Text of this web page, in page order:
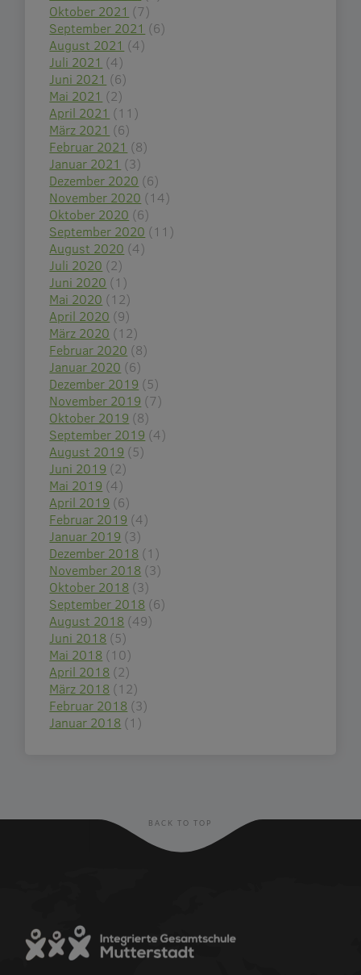
Oktober 2021 (7)
September 2021 (6)
August 2021 (4)
Juli 2021 (4)
Juni 2021 (6)
Mai 2021 (2)
April 2021 (11)
März 2021 (6)
Februar 2021 (8)
Januar 2021 (3)
Dezember 2020 (6)
November 2020 (14)
Oktober 2020 (6)
September 2020 (11)
August 2020 (4)
Juli 2020 (2)
Juni 2020 (1)
Mai 2020 (12)
April 2020 (9)
März 2020 (12)
Februar 2020 (8)
Januar 2020 (6)
Dezember 2019 (5)
November 2019 (7)
Oktober 2019 (8)
September 2019 (4)
August 2019 (5)
Juni 2019 (2)
Mai 2019 (4)
April 2019 (6)
Februar 2019 (4)
Januar 2019 (3)
Dezember 2018 (1)
November 2018 (3)
Oktober 2018 (3)
September 2018 (6)
August 2018 (49)
Juni 2018 (5)
Mai 2018 (10)
April 2018 (2)
März 2018 (12)
Februar 2018 (3)
Januar 2018 (1)
BACK TO TOP